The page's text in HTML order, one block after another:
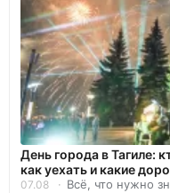
День города в Тагиле:
как уехать и какие
07.08 Всё, что нужно